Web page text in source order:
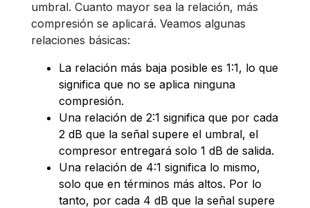
umbral. Cuanto mayor sea la relación, más
compresión se aplicará. Veamos algunas
relaciones básicas:
La relación más baja posible es 1:1, lo que
significa que no se aplica ninguna
compresión.
Una relación de 2:1 significa que por cada
2 dB que la señal supere el umbral, el
compresor entregará solo 1 dB de salida.
Una relación de 4:1 significa lo mismo,
solo que en términos más altos. Por lo
tanto, por cada 4 dB que la señal supere